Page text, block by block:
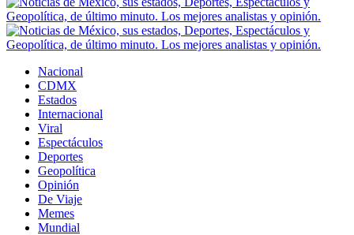
Nacional
CDMX
Estados
Internacional
Viral
Espectáculos
Deportes
Geopolítica
Opinión
De Viaje
Memes
Mundial